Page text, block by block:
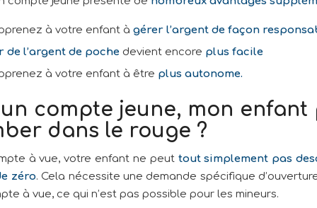
à votre enfant à gérer l’argent de façon
de l’argent de poche devient encore plus facile
à votre enfant à être plus autonome.
un compte jeune, mon enfant
dans le rouge ?
à vue, votre enfant ne peut tout simplement pas
zéro. Cela nécessite une demande spécifique
à vue, ce qui n’est pas possible pour les mineurs.